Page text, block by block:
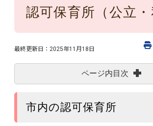
認可保育所（公立・
最終更新日： 2025年11月18日
ページ内目次
市内の認可保育所